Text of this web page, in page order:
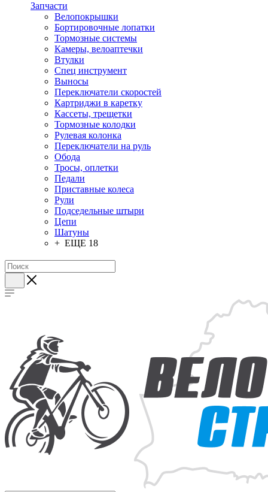
Запчасти
Велопокрышки
Бортировочные лопатки
Тормозные системы
Камеры, велоаптечки
Втулки
Спец инструмент
Выносы
Переключатели скоростей
Картриджи в каретку
Кассеты, трещетки
Тормозные колодки
Рулевая колонка
Переключатели на руль
Обода
Тросы, оплетки
Педали
Приставные колеса
Рули
Подседельные штыри
Цепи
Шатуны
+ ЕЩЕ 18